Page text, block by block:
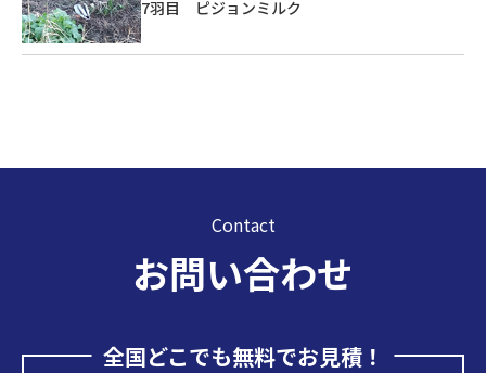
7羽目 ピジョンミルク
Contact
お問い合わせ
全国どこでも無料でお見積！